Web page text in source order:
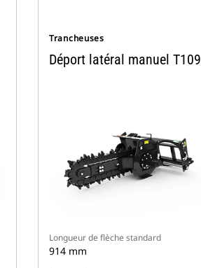
Trancheuses
Déport latéral manuel T109
Longueur de flèche standard
914 mm